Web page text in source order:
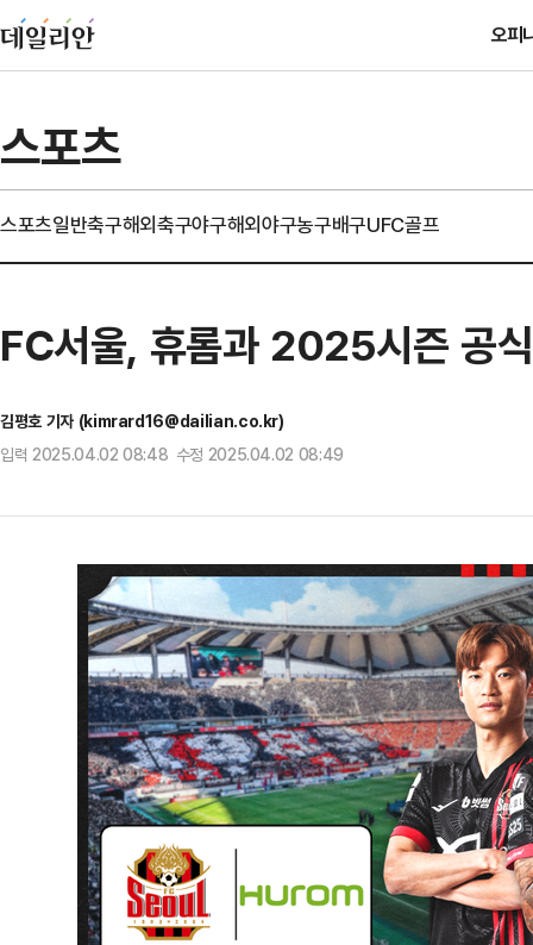
오피
스포츠
스포츠일반축구해외축구야구해외야구농구배구UFC골프
FC서울, 휴롬과 2025시즌 공
김평호 기자 (kimrard16@dailian.co.kr)
입력 2025.04.02 08:48 수정 2025.04.02 08:49